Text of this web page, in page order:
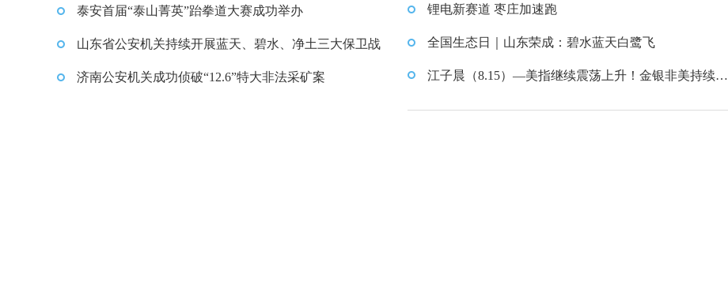
课堂”活动于青岛收官
泰安首届“泰山菁英”跆拳道大赛成功举办
山东省公安机关持续开展蓝天、碧水、净土三大保卫战
济南公安机关成功侦破“12.6”特大非法采矿案
加快高质量发展
锂电新赛道 枣庄加速跑
全国生态日｜山东荣成：碧水蓝天白鹭飞
江子晨（8.15）—美指继续震荡上升！金银非美持续承
压向下